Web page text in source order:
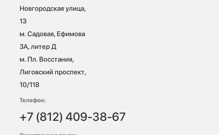
Новгородская улица,
13
м. Садовая, Ефимова
3А, литер Д
м. Пл. Восстания,
Лиговский проспект,
10/118
Телефон:
+7 (812) 409-38-67